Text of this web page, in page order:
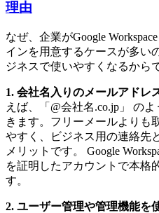
理由
なぜ、企業がGoogle
インを用意するケースが多い
ジネスで使いやすくなるから
1. 会社名入りのメールアドレ
えば、「@会社名.co.jp」 の
きます。フリーメールよりも
やすく、ビジネス用の連絡先
メリットです。 Google
を証明したアカウントで本格
す。
2. ユーザー管理や管理機能を